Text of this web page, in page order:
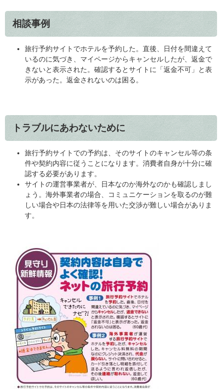
相談事例
旅行予約サイトでホテルを予約した。直後、日付を間違えて
いるのに気づき、マイページからキャンセルしたが、返金で
きないと表示された。確認するとサイトに「返金不可」と表
示があった。返金されないのは困る。
トラブルにあわないために
旅行予約サイトでの予約は、そのサイトのキャンセル等の条
件や契約内容に従うことになります。消費者自身が十分に確
認する必要があります。
サイトの運営事業者が、日本なのか海外なのかも確認しまし
ょう。海外事業者の場合、コミュニケーションを取るのが難
しい場合や日本の法律等を用いた交渉が難しい場合がありま
す。